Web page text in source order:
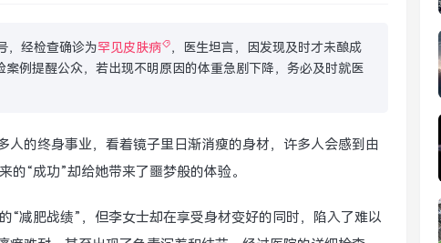
，经检查确诊为罕见皮肤病
，医生坦言，因发现及时才未酿成
例提醒公众，若出现不明原因的体重急剧下降，务必及时就医
人的终身事业，看着镜子里日渐消瘦的身材，许多人会感到由
“成功”却给她带来了噩梦般的体验。
“减肥战绩”，但李女士却在享受身材变好的同时，陷入了难以